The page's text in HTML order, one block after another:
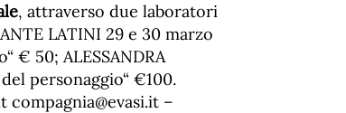
, attraverso due laboratori
LATINI 29 e 30 marzo
€ 50; ALESSANDRA
personaggio“ €100.
compagnia@evasi.it –